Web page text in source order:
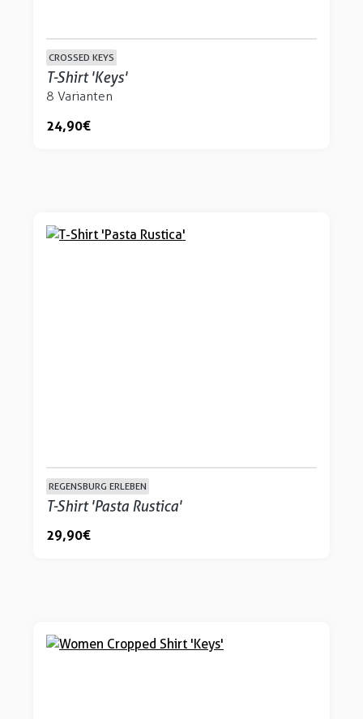
CROSSED KEYS
T-Shirt 'Keys'
8 Varianten
24,90 €
REGENSBURG ERLEBEN
T-Shirt 'Pasta Rustica'
29,90 €